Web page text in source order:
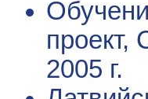
проект,
2005 г.